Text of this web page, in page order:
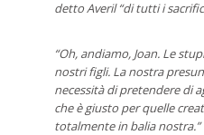
detto Averil “di tutti i
“Oh, andiamo, Joan. Le
nostri figli. La nostra
necessità di pretendere di
che è giusto per quelle
totalmente in balia nostra.”